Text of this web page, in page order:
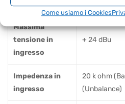
Come usiamo i Cookies
Massima
tensione in
ingresso
+ 24 dBu
Impedenza in
ingresso
20 k ohm
(Unbalance)